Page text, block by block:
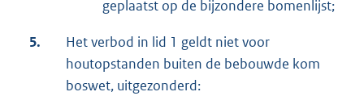
geplaatst op de bijzondere bomenlijst;
5.
Het verbod in lid 1 geldt niet voor
houtopstanden buiten de bebouwde kom
boswet, uitgezonderd: